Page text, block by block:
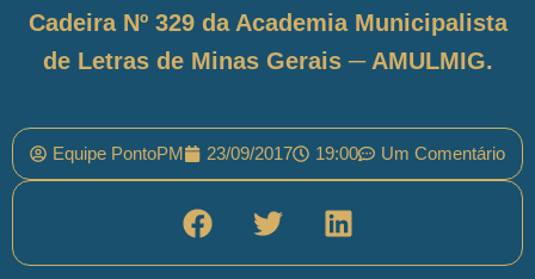
Cadeira Nº 329 da Academia Municipalista
de Letras de Minas Gerais ─ AMULMIG.
Equipe PontoPM 23/09/2017 19:00 Um Comentário